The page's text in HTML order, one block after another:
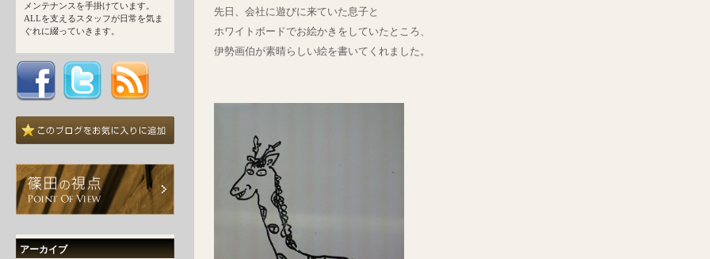
メンテナンスを手掛けています。
ALLを支えるスタッフが日常を気ま
ぐれに綴っていきます。
アーカイブ
先日、会社に遊びに来ていた息子と
ホワイトボードでお絵かきをしていたところ、
伊勢画伯が素晴らしい絵を書いてくれました。